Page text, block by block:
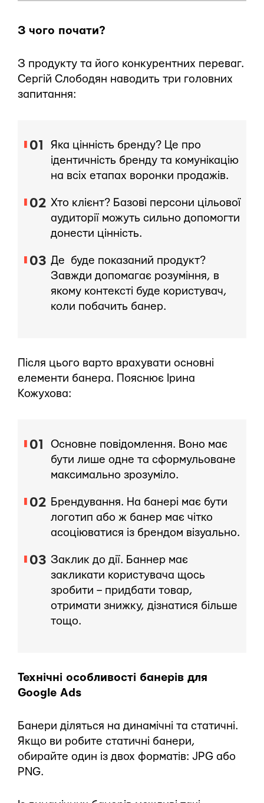
З чого почати?
З продукту та його конкурентних переваг.
Сергій Слободян наводить три головних
запитання:
Яка цінність бренду? Це про
ідентичність бренду та комунікацію
на всіх етапах воронки продажів.
Хто клієнт? Базові персони цільової
аудиторії можуть сильно допомогти
донести цінність.
Де буде показаний продукт?
Завжди допомагає розуміння, в
якому контексті буде користувач,
коли побачить банер.
Після цього варто врахувати основні
елементи банера. Пояснює Ірина
Кожухова:
Основне повідомлення. Воно має
бути лише одне та сформульоване
максимально зрозуміло.
Брендування. На банері має бути
логотип або ж банер має чітко
асоціюватися із брендом візуально.
Заклик до дії. Баннер має
закликати користувача щось
зробити – придбати товар,
отримати знижку, дізнатися більше
тощо.
Технічні особливості банерів для
Google Ads
Банери діляться на динамічні та статичні.
Якщо ви робите статичні банери,
обирайте один із двох форматів: JPG або
PNG.